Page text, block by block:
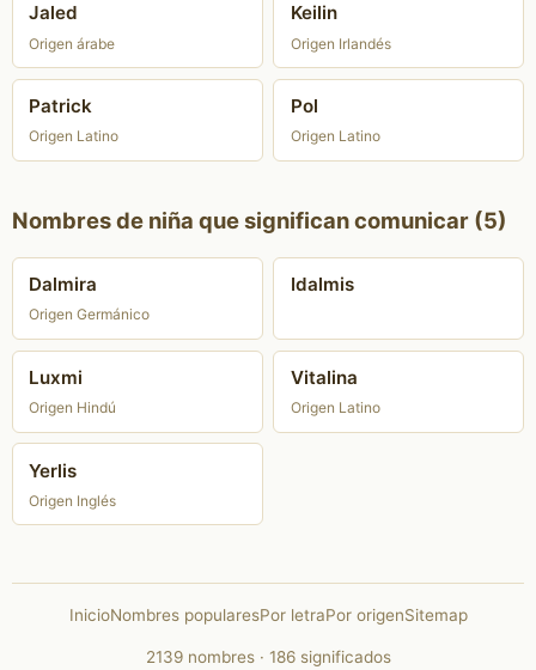
Jaled
Origen árabe
Keilin
Origen Irlandés
Patrick
Origen Latino
Pol
Origen Latino
Nombres de niña que significan comunicar (5)
Dalmira
Origen Germánico
Idalmis
Luxmi
Origen Hindú
Vitalina
Origen Latino
Yerlis
Origen Inglés
InicioNombres popularesPor letraPor origenSitemap
2139 nombres · 186 significados